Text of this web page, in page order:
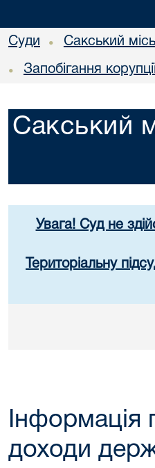
Суди • Сакський
• Запобігання корупції
Сакський
Увага! Суд не
Територіальну
доходи